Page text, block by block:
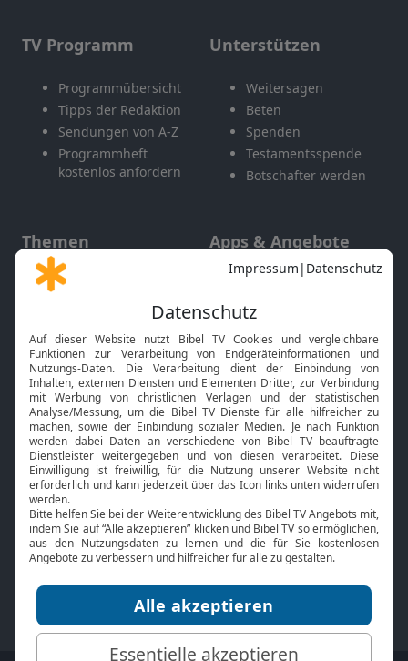
TV Programm
Programmübersicht
Tipps der Redaktion
Sendungen von A-Z
Programmheft
kostenlos anfordern
Unterstützen
Weitersagen
Beten
Spenden
Testamentsspende
Botschafter werden
Themen
Gott und Bibel erklärt
Neuigkeiten
Apps & Angebote
Mobile App
Smart TV
HbbTV
Bibelthek Online-Bibel
Nächster Gottesdienst
Bibel TV
Über uns
Jobs
Mediadaten
Service
Kontakt
TV-Empfang